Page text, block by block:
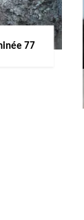
77